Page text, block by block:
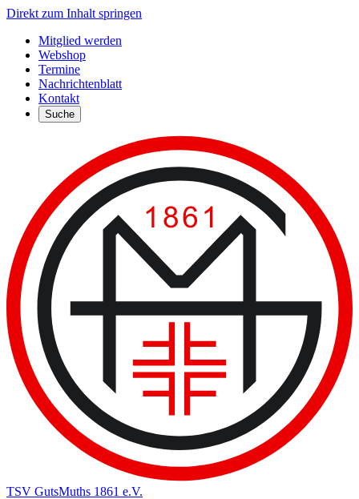
Direkt zum Inhalt springen
Mitglied werden
Webshop
Termine
Nachrichtenblatt
Kontakt
Suche
TSV GutsMuths 1861 e.V.